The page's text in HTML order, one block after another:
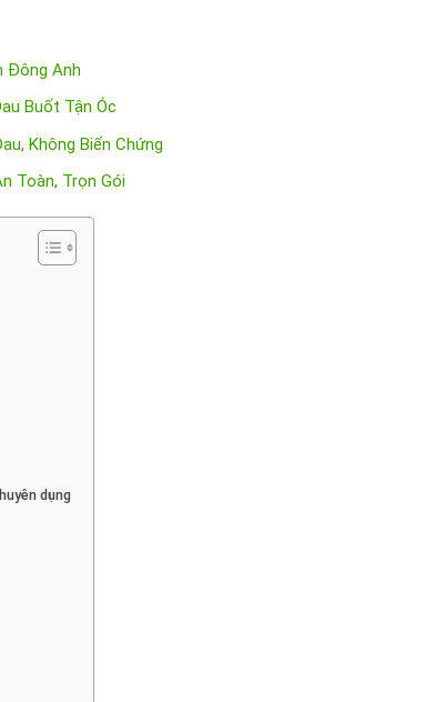
Đông Anh
Buốt Tận Óc
Không Biến Chứng
Toàn, Trọn Gói
dụng